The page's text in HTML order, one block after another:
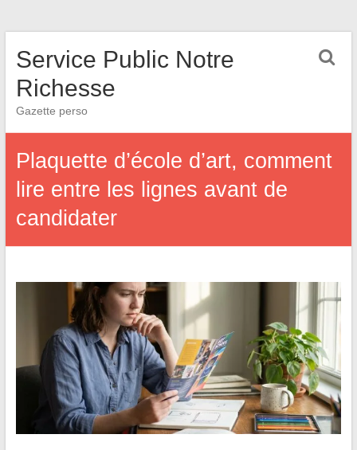
Service Public Notre
Richesse
Gazette perso
Plaquette d’école d’art, comment
lire entre les lignes avant de
candidater